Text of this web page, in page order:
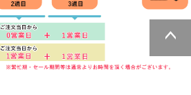
ページトッ
プへ